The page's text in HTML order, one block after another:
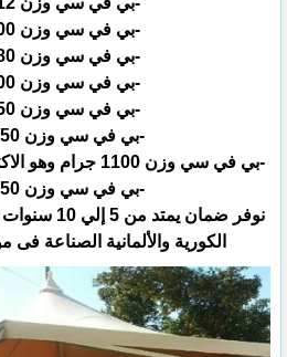
‏-بي في سي وزن 600 جرام.‏
‏-بي في سي وزن 680 جرام.‏
‏-بي في سي وزن 900 جرام.‏
‏-بي في سي وزن 950 جرام.‏
‏-بي في سي وزن 1050 جرام.‏
‏-بي في سي وزن 1100 جرام وهو الاكثر طلبًا لمظلات المشاريع.‏
‏-بي في سي وزن 1350 جرام.‏
نوفر ضمان
الكورية والألمانية الصناعة